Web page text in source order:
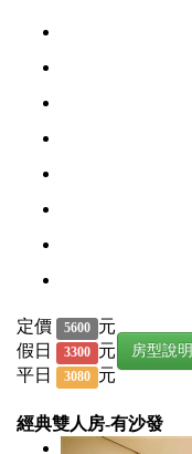
定價 5600 元
假日
3300 元
平日
3080 元
房型說明
經典雙人房-有沙發